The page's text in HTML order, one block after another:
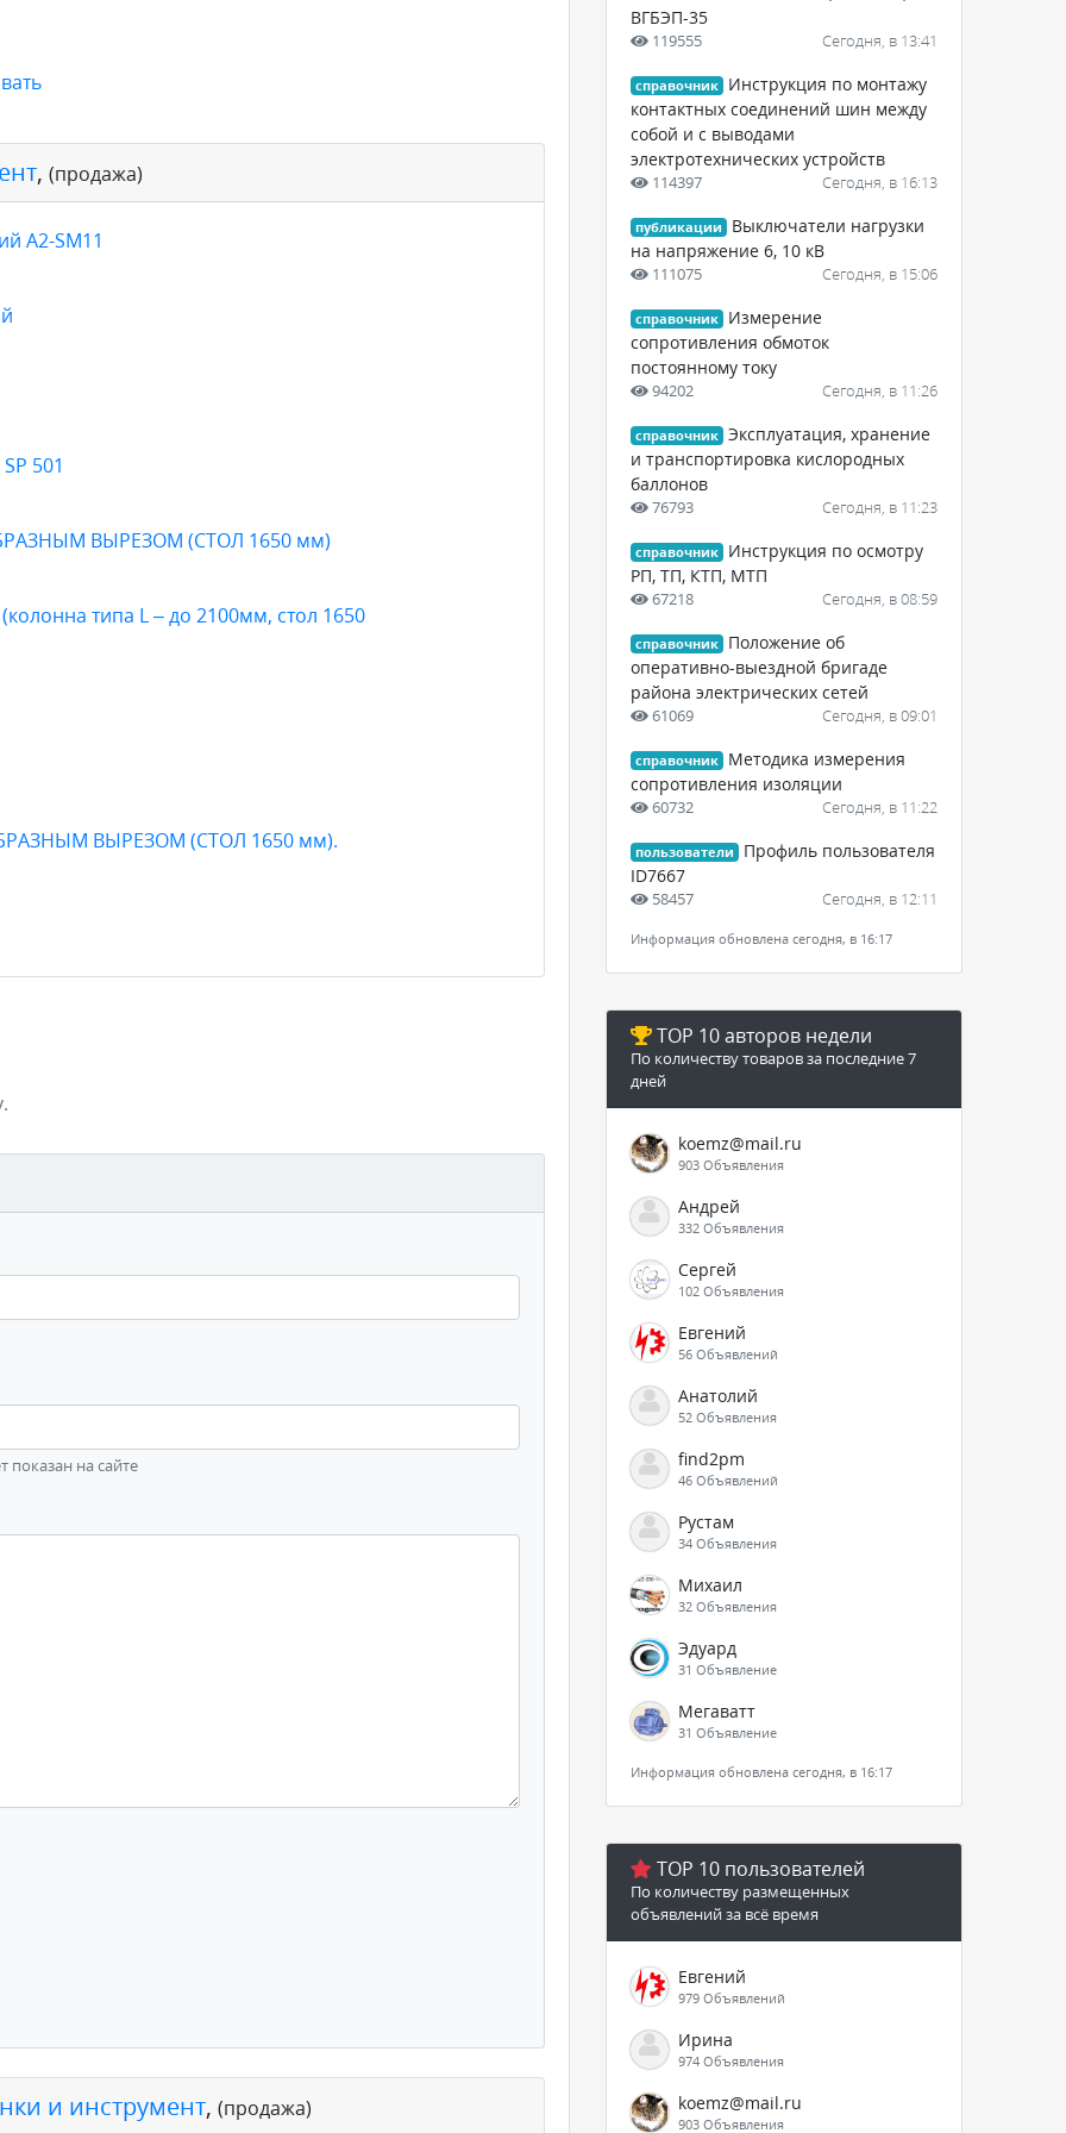
, (продажа)
A2-SM11
501
ВЫРЕЗОМ (СТОЛ 1650 мм)
типа L – до 2100мм, стол 1650
ВЫРЕЗОМ (СТОЛ 1650 мм).
показан на сайте
и инструмент, (продажа)
ВГБЭП-35
119555 Сегодня, в 13:41
справочник
Инструкция по монтажу
контактных соединений шин между
собой и с выводами
электротехнических устройств
114397 Сегодня, в 16:13
публикации
Выключатели нагрузки
на напряжение 6, 10 кВ
111075 Сегодня, в 15:06
справочник
Измерение
сопротивления обмоток
постоянному току
94202 Сегодня, в 11:26
справочник Эксплуатация, хранение
и транспортировка кислородных
баллонов
76793 Сегодня, в 11:23
справочник
Инструкция по осмотру
РП, ТП, КТП, МТП
67218 Сегодня, в 08:59
справочник
Положение об
оперативно-выездной бригаде
района электрических сетей
61069 Сегодня, в 09:01
справочник
Методика измерения
сопротивления изоляции
60732 Сегодня, в 11:22
пользователи
Профиль пользователя
ID7667
58457 Сегодня, в 12:11
Информация обновлена сегодня, в 16:17
TOP 10 авторов недели
По количеству товаров за последние 7
дней
koemz@mail.ru
903 Объявления
Андрей
332 Объявления
Сергей
102 Объявления
Евгений
56 Объявлений
Анатолий
52 Объявления
find2pm
46 Объявлений
Рустам
34 Объявления
Михаил
32 Объявления
Эдуард
31 Объявление
Мегаватт
31 Объявление
Информация обновлена сегодня, в 16:17
TOP 10 пользователей
По количеству размещенных
объявлений за всё время
Евгений
979 Объявлений
Ирина
974 Объявления
koemz@mail.ru
903 Объявления